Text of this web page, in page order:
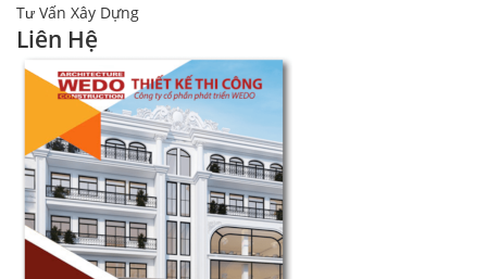
Tư Vấn Xây Dựng
Liên Hệ